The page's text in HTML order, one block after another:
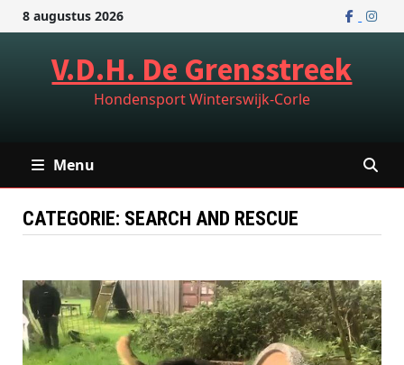
naar
8 augustus 2026
V.D.H. De Grensstreek
Hondensport Winterswijk-Corle
Menu
CATEGORIE: SEARCH AND RESCUE